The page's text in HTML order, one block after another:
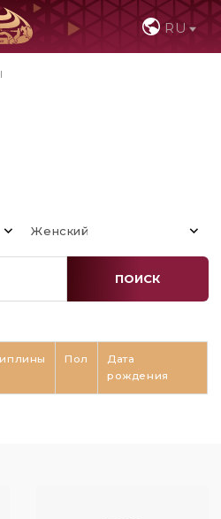
RU
Женский
ПОИСК
Пол
Дата
рождения